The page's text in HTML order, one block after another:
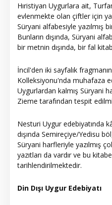
Hıristiyan Uygurlara ait,
evlenmekte olan çiftler için
Süryani alfabesiyle yazılmış
Bunların dışında, Süryani
bir metnin dışında, bir fal
İncil'den iki sayfalık
Kolleksiyonu'nda muhafaza
Uygurlardan kalmış Süryani
Zieme tarafından tespit
Nesturi Uygur edebiyatında
dışında Semireçiye/Yedisu
Süryani harfleriyle yazılmış
yazıtları da vardır ve bu
tarihlendirilmektedir.
Din Dışı Uygur Edebiyatı